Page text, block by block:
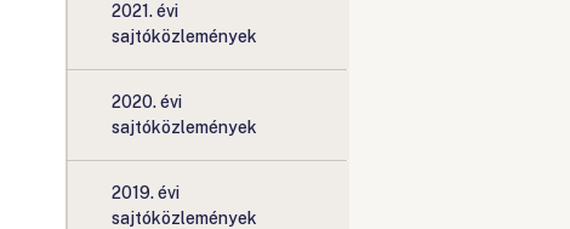
2021. évi
sajtóközlemények
2020. évi
sajtóközlemények
2019. évi
sajtóközlemények